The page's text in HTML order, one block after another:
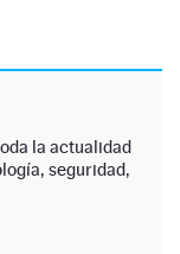
la actualidad
seguridad,